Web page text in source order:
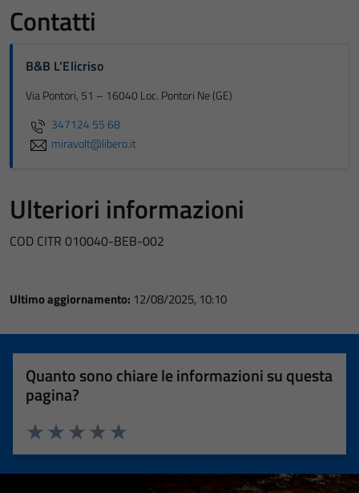
Contatti
B&B L’Elicriso
Via Pontori, 51 – 16040 Loc. Pontori Ne (GE)
347124 55 68
miravolt@libero.it
Ulteriori informazioni
COD CITR 010040-BEB-002
Ultimo aggiornamento: 12/08/2025, 10:10
Quanto sono chiare le informazioni su questa
pagina?
Valuta 5 stelle su 5
Valuta 4 stelle su 5
Valuta 3 stelle su 5
Valuta 2 stelle su 5
Valuta 1 stelle su 5